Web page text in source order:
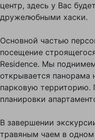
центр, здесь у Вас
дружелюбными хаски.
Основной частью
посещение
Residence. Мы
открывается панорама
парковую
планировки
В завершении
травяным чаем в